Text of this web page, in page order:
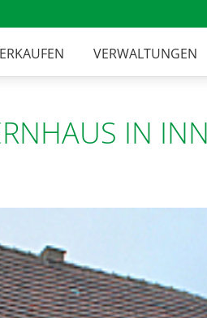
VERWALTUNGEN
IN